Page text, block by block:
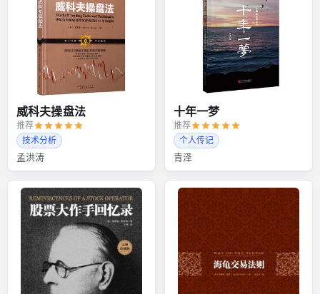
威科夫操盘法
推荐
技术分析
孟洪涛
十年一梦
推荐
个人传记
青泽